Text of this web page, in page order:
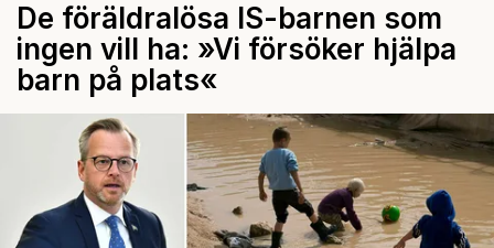
De föräldralösa IS-barnen som
ingen vill ha: »Vi försöker hjälpa
barn på plats«